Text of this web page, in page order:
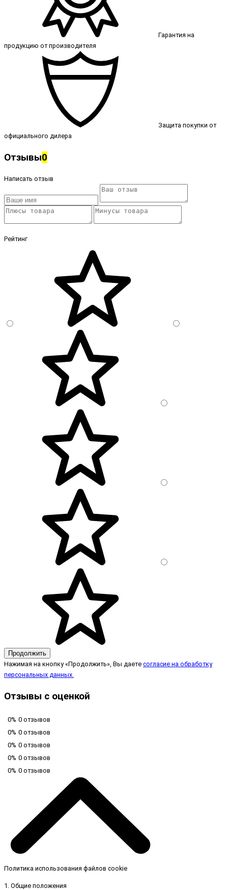
Гарантия на
продукцию от производителя
Защита покупки от
официального дилера
Отзывы0
Написать отзыв
Рейтинг
Продолжить
Нажимая на кнопку «Продолжить», Вы даете согласие на обработку
персональных данных.
Отзывы с оценкой
0% 0 отзывов
0% 0 отзывов
0% 0 отзывов
0% 0 отзывов
0% 0 отзывов
Политика использования файлов cookie
1. Общие положения